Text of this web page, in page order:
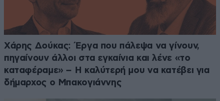
Χάρης Δούκας: Έργα που πάλεψα να γίνουν,
πηγαίνουν άλλοι στα εγκαίνια και λένε «το
καταφέραμε» – Η καλύτερή μου να κατέβει για
δήμαρχος ο Μπακογιάννης